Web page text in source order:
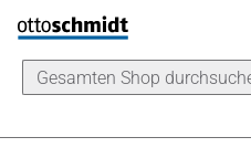
Direkt zum Inhalt